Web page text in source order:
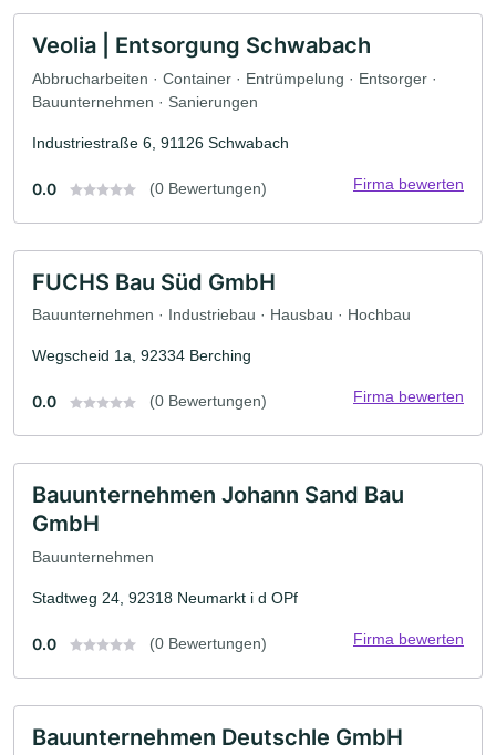
Veolia | Entsorgung Schwabach
Abbrucharbeiten · Container · Entrümpelung · Entsorger ·
Bauunternehmen · Sanierungen
Industriestraße 6, 91126 Schwabach
0.0 (0 Bewertungen) Firma bewerten
FUCHS Bau Süd GmbH
Bauunternehmen · Industriebau · Hausbau · Hochbau
Wegscheid 1a, 92334 Berching
0.0 (0 Bewertungen) Firma bewerten
Bauunternehmen Johann Sand Bau
GmbH
Bauunternehmen
Stadtweg 24, 92318 Neumarkt i d OPf
0.0 (0 Bewertungen) Firma bewerten
Bauunternehmen Deutschle GmbH